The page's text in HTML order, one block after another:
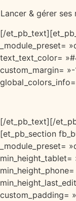
Lancer & gérer
[/
_module_preset=
text_text_color=
custom_margin=
[/et_pb_text][/
[et_pb_section
_module_preset=
min_height_tablet=
custom_padding=